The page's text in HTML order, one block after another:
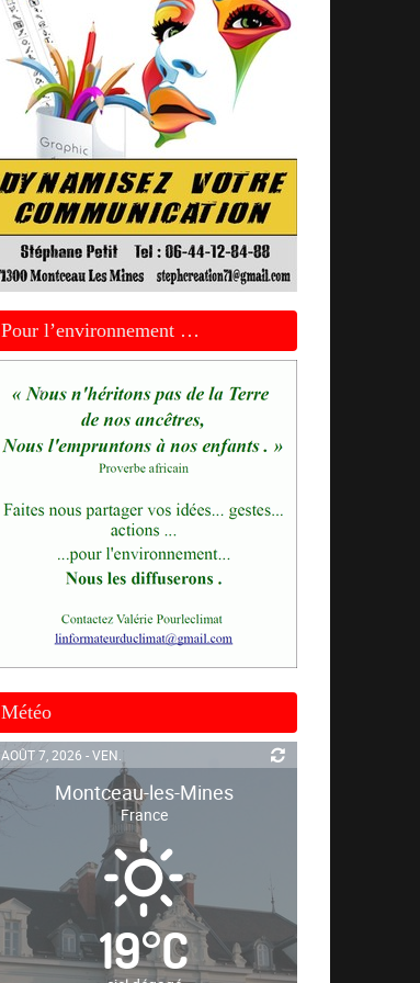
Pour l’environnement …
Météo
AOÛT 7, 2026 - VEN.
Montceau-les-Mines
France
19°C